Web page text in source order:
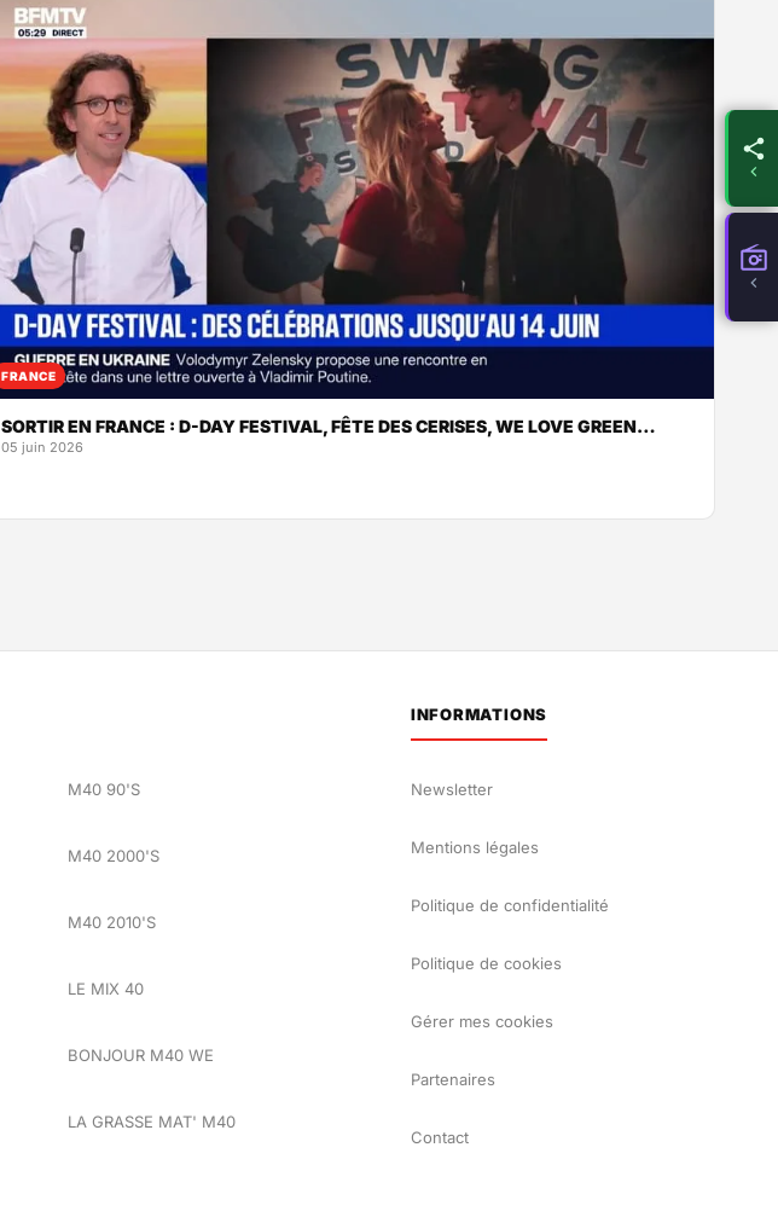
FRANCE
SORTIR EN FRANCE : D-DAY FESTIVAL, FÊTE DES CERISES, WE LOVE GREEN…
05 juin 2026
M40 90'S
M40 2000'S
M40 2010'S
LE MIX 40
BONJOUR M40 WE
LA GRASSE MAT' M40
INFORMATIONS
Newsletter
Mentions légales
Politique de confidentialité
Politique de cookies
Gérer mes cookies
Partenaires
Contact